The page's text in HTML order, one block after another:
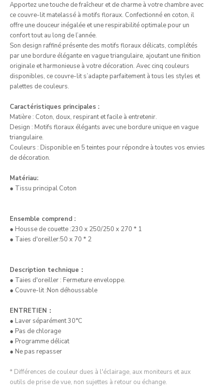
Apportez une touche de fraîcheur et de charme à votre chambre avec
ce couvre-lit matelassé à motifs floraux. Confectionné en coton, il
offre une douceur inégalée et une respirabilité optimale pour un
confort tout au long de l’année.
Son design raffiné présente des motifs floraux délicats, complétés
par une bordure élégante en vague triangulaire, ajoutant une finition
originale et harmonieuse à votre décoration. Avec cinq couleurs
disponibles, ce couvre-lit s’adapte parfaitement à tous les styles et
palettes de couleurs.
Caractéristiques principales :
Matière : Coton, doux, respirant et facile à entretenir.
Design : Motifs floraux élégants avec une bordure unique en vague
triangulaire.
Couleurs : Disponible en 5 teintes pour répondre à toutes vos envies
de décoration.
Matériau:
● Tissu principal Coton
Ensemble comprend :
● Housse de couette :230 x 250/250 x 270 * 1
● Taies d'oreiller:50 x 70 * 2
Description technique：
● Taies d'oreiller : Fermeture enveloppe.
● Couvre-lit :Non déhoussable
ENTRETIEN：
● Laver séparément 30°C
● Pas de chlorage
● Programme délicat
● Ne pas repasser
* Différences de couleur dues à l'éclairage, aux moniteurs et aux
outils de prise de vue, non sujettes à retour ou échange.